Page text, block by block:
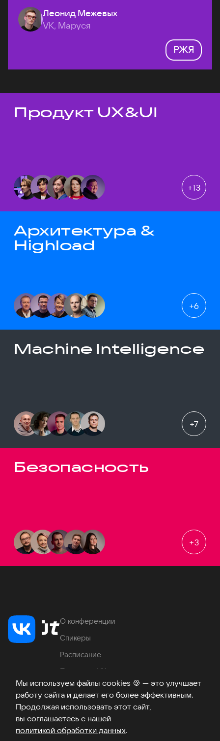
Мы используем файлы cookies 🍪 — это улучшает
работу сайта и делает его более эффективным.
Продолжая использовать этот сайт,
вы соглашаетесь с нашей
политикой обработки данных.
Леонид Межевых
VK, Маруся
РЖЯ
Темы докладов
Продукт UX&UI
+13
Архитектура &
Highload
+6
Machine Intelligence
+7
Безопасность
+3
О конференции
Спикеры
Расписание
Продукты VK
Место проведения
Часто задаваемые вопросы
ТелеграмВКонтакте
Хабр